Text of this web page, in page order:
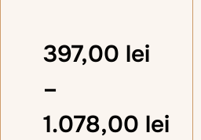
397,00 lei
–
1.078,00 lei